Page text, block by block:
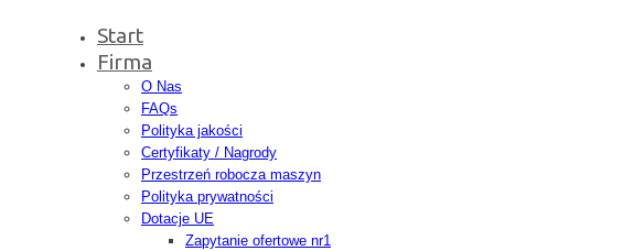
Start
Firma
O Nas
FAQs
Polityka jakości
Certyfikaty / Nagrody
Przestrzeń robocza maszyn
Polityka prywatności
Dotacje UE
Zapytanie ofertowe nr1